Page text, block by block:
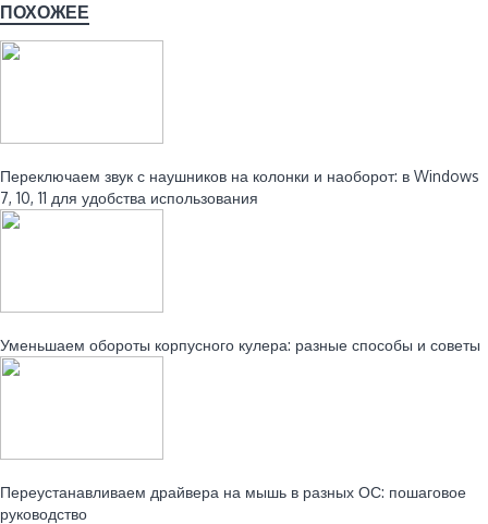
ПОХОЖЕЕ
Переключаем звук с наушников на колонки и наоборот: в Windows
7, 10, 11 для удобства использования
Уменьшаем обороты корпусного кулера: разные способы и советы
Переустанавливаем драйвера на мышь в разных ОС: пошаговое
руководство